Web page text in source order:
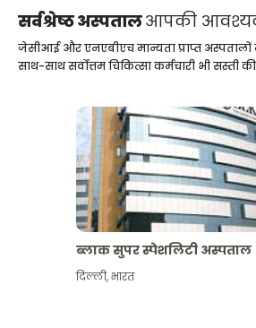
सर्वश्रेष्ठ अस्पतालआपकी
जेसीआई और एनएबीएच मान्यता प्राप्त
साथ-साथ सर्वोत्तम चिकित्सा कर्मचारी भी सस्ती
ब्लाक सुपर स्पेशलिटी अस्पताल
दिल्ली,भारत